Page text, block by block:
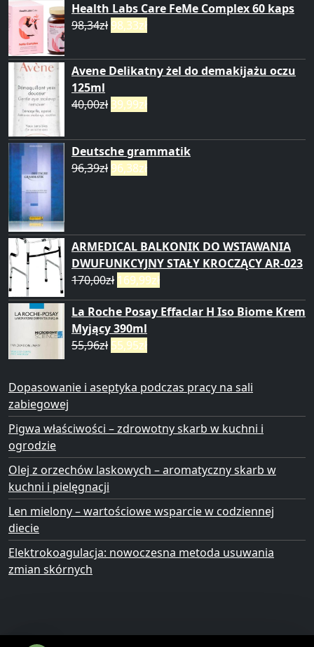
Health Labs Care FeMe Complex 60 kaps
98,34zł 98,33zł
Avene Delikatny żel do demakijażu oczu
125ml
40,00zł 39,99zł
Deutsche grammatik
96,39zł 96,38zł
ARMEDICAL BALKONIK DO WSTAWANIA
DWUFUNKCYJNY STAŁY KROCZĄCY AR-023
170,00zł 169,99zł
La Roche Posay Effaclar H Iso Biome Krem
Myjący 390ml
55,96zł 55,95zł
Dopasowanie i aseptyka podczas pracy na sali
zabiegowej
Pigwa właściwości – zdrowotny skarb w kuchni i
ogrodzie
Olej z orzechów laskowych – aromatyczny skarb w
kuchni i pielęgnacji
Len mielony – wartościowe wsparcie w codziennej
diecie
Elektrokoagulacja: nowoczesna metoda usuwania
zmian skórnych